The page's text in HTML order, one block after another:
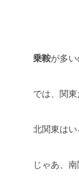
乗鞍が多い
では、関
北関東はい
じゃあ、